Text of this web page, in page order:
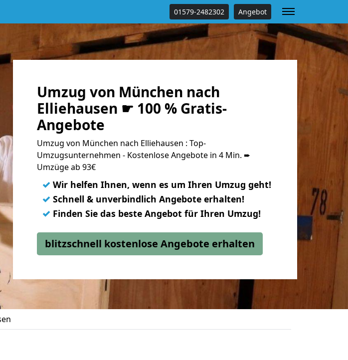
01579-2482302 Angebot
Umzug von München nach
Elliehausen ☛ 100 % Gratis-
Angebote
Umzug von München nach Elliehausen : Top-
Umzugsunternehmen - Kostenlose Angebote in 4 Min. ➨
Umzüge ab 93€
✓ Wir helfen Ihnen, wenn es um Ihren Umzug geht!
✓ Schnell & unverbindlich Angebote erhalten!
✓ Finden Sie das beste Angebot für Ihren Umzug!
blitzschnell kostenlose Angebote erhalten